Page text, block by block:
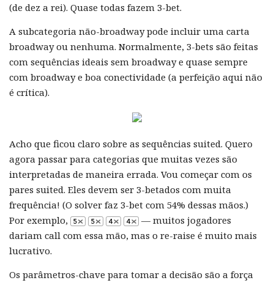
(de dez a rei). Quase todas fazem 3-bet.
A subcategoria não-broadway pode incluir uma carta
broadway ou nenhuma. Normalmente, 3-bets são feitas
com sequências ideais sem broadway e quase sempre
com broadway e boa conectividade (a perfeição aqui não
é crítica).
Acho que ficou claro sobre as sequências suited. Quero
agora passar para categorias que muitas vezes são
interpretadas de maneira errada. Vou começar com os
pares suited. Eles devem ser 3-betados com muita
frequência! (O solver faz 3-bet com 54% dessas mãos.)
Por exemplo,
— muitos jogadores
dariam call com essa mão, mas o re-raise é muito mais
lucrativo.
Os parâmetros-chave para tomar a decisão são a força